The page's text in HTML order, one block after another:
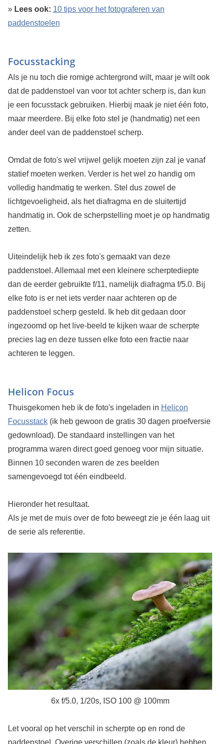
» Lees ook: 10 tips voor het fotograferen van
paddenstoelen
Focusstacking
Als je nu toch die romige achtergrond wilt, maar je wilt ook
dat de paddenstoel van voor tot achter scherp is, dan kun
je een focusstack gebruiken. Hierbij maak je niet één foto,
maar meerdere. Bij elke foto stel je (handmatig) net een
ander deel van de paddenstoel scherp.
Omdat de foto's wel vrijwel gelijk moeten zijn zal je vanaf
statief moeten werken. Verder is het wel zo handig om
volledig handmatig te werken. Stel dus zowel de
lichtgevoeligheid, als het diafragma en de sluitertijd
handmatig in. Ook de scherpstelling moet je op handmatig
zetten.
Uiteindelijk heb ik zes foto's gemaakt van deze
paddenstoel. Allemaal met een kleinere scherptediepte
dan de eerder gebruikte f/11, namelijk diafragma f/5.0. Bij
elke foto is er net iets verder naar achteren op de
paddenstoel scherp gesteld. Ik heb dit gedaan door
ingezoomd op het live-beeld te kijken waar de scherpte
precies lag en deze tussen elke foto een fractie naar
achteren te leggen.
Helicon Focus
Thuisgekomen heb ik de foto's ingeladen in Helicon
Focusstack(ik heb gewoon de gratis 30 dagen proefversie
gedownload). De standaard instellingen van het
programma waren direct goed genoeg voor mijn situatie.
Binnen 10 seconden waren de zes beelden
samengevoegd tot één eindbeeld.
Hieronder het resultaat.
Als je met de muis over de foto beweegt zie je één laag uit
de serie als referentie.
6x f/5.0, 1/20s, ISO 100 @ 100mm
Let vooral op het verschil in scherpte op en rond de
paddenstoel. Overige verschillen (zoals de kleur) hebben